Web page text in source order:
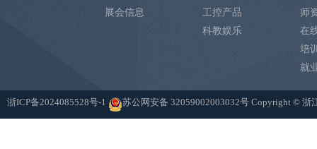
展会信息
工控产品
科教娱乐
师
在
培
就
浙ICP备2024085528号-1 苏公网安备 32059002003032号 Copyright ©